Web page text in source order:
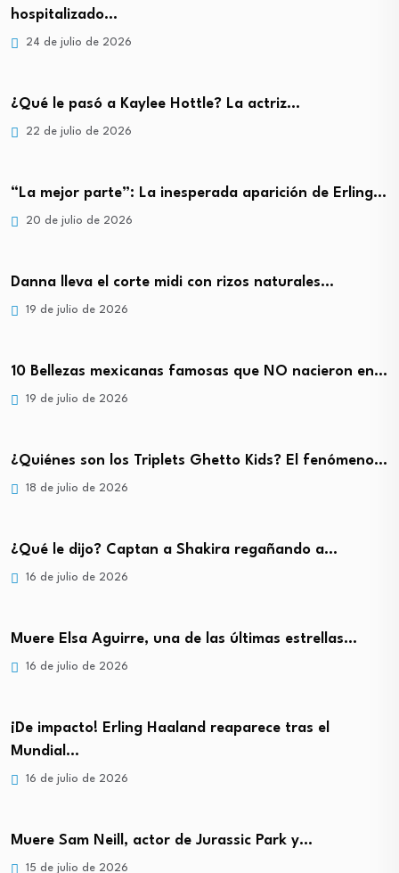
hospitalizado…
24 de julio de 2026
¿Qué le pasó a Kaylee Hottle? La actriz…
22 de julio de 2026
“La mejor parte”: La inesperada aparición de Erling…
20 de julio de 2026
Danna lleva el corte midi con rizos naturales…
19 de julio de 2026
10 Bellezas mexicanas famosas que NO nacieron en…
19 de julio de 2026
¿Quiénes son los Triplets Ghetto Kids? El fenómeno…
18 de julio de 2026
¿Qué le dijo? Captan a Shakira regañando a…
16 de julio de 2026
Muere Elsa Aguirre, una de las últimas estrellas…
16 de julio de 2026
¡De impacto! Erling Haaland reaparece tras el
Mundial…
16 de julio de 2026
Muere Sam Neill, actor de Jurassic Park y…
15 de julio de 2026